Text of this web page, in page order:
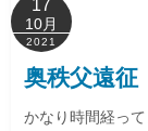
17
10月
2021
奥秩父遠征
かなり時間経っ